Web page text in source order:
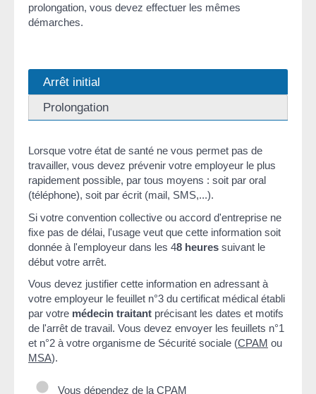
prolongation, vous devez effectuer les mêmes
démarches.
Arrêt initial
Prolongation
Lorsque votre état de santé ne vous permet pas de
travailler, vous devez prévenir votre employeur le plus
rapidement possible, par tous moyens : soit par oral
(téléphone), soit par écrit (mail, SMS,...).
Si votre convention collective ou accord d'entreprise ne
fixe pas de délai, l'usage veut que cette information soit
donnée à l'employeur dans les 48 heures suivant le
début votre arrêt.
Vous devez justifier cette information en adressant à
votre employeur le feuillet n°3 du certificat médical établi
par votre médecin traitant précisant les dates et motifs
de l'arrêt de travail. Vous devez envoyer les feuillets n°1
et n°2 à votre organisme de Sécurité sociale (CPAM ou
MSA).
Vous dépendez de la CPAM